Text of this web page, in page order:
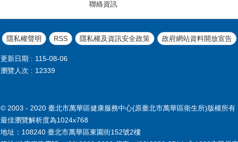
聯絡資訊
隱私權聲明 RSS 隱私權及資訊安全政策 政府網站資料開放宣告
更新日期
115-08-06
瀏覽人次
12339
© 2003 - 2020 臺北市萬華區健康服務中心(原臺北市萬華區衛生所)版權所有
最佳瀏覽解析度為1024x768
地址：108240 臺北市萬華區東園街152號2樓